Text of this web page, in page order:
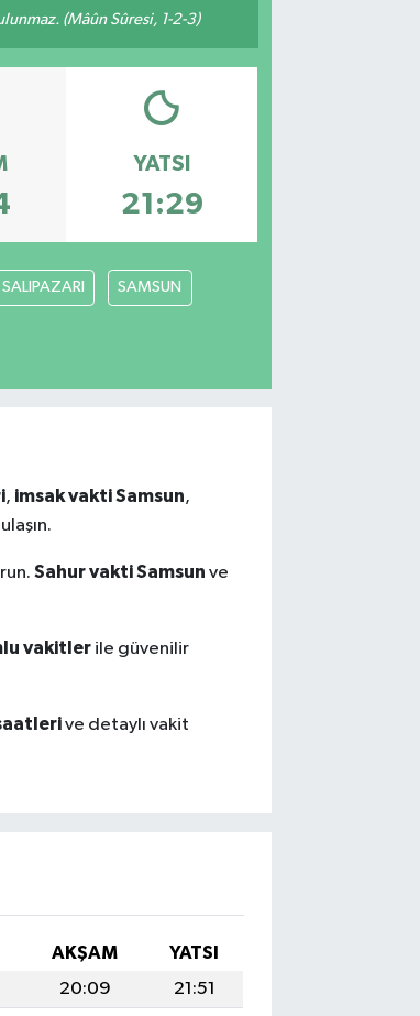
(Mâûn Sûresi, 1-2-3)
YATSI
21:29
SALIPAZARI SAMSUN
, imsak vakti Samsun,
Sahur vakti Samsun ve
vakitler ile güvenilir
ve detaylı vakit
AKŞAM
YATSI
20:09
21:51